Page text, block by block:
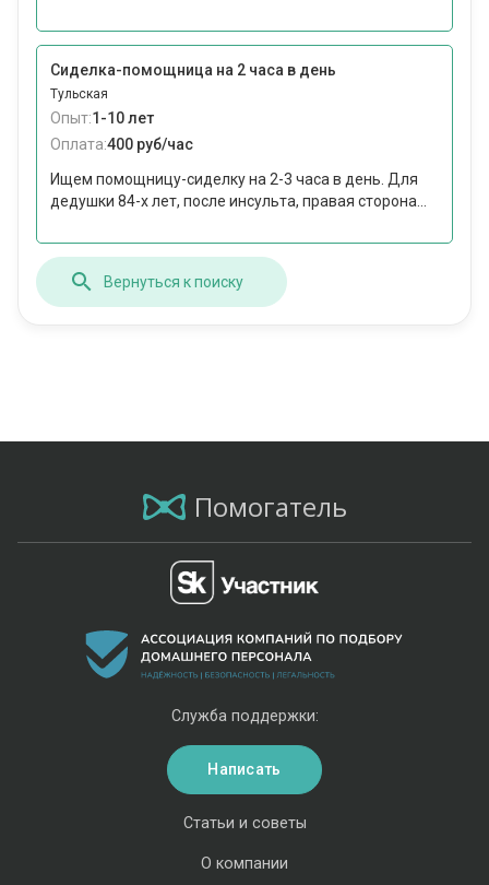
Сиделка-помощница на 2 часа в день
Тульская
Опыт:1-10 лет
Оплата:400 руб/час
Ищем помощницу-сиделку на 2-3 часа в день. Для
дедушки 84-х лет, после инсульта, правая сторона...
Вернуться к поиску
Помогатель
Статьи и советы
О компании
Служба поддержки:
Написать